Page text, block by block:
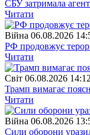
СБУ затримала
Читати
Війна 06.08.2026
РФ продовжує терор
Читати
Свiт 06.08.2026
Трамп вимагає
Читати
Війна 06.08.2026
Сили оборони